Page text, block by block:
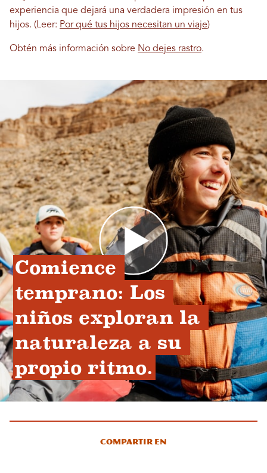
experiencia que dejará una verdadera impresión en tus
hijos. (Leer: Por qué tus hijos necesitan un viaje)
Obtén más información sobre No dejes rastro.
Comience
temprano: Los
niños exploran la
naturaleza a su
propio ritmo.
Compartir en